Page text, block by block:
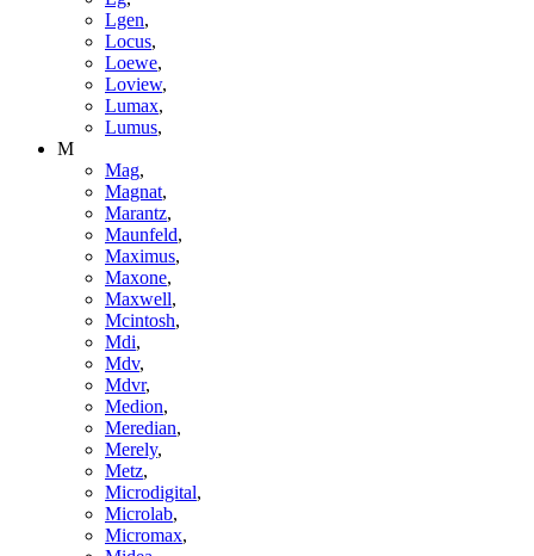
Lgen,
Locus,
Loewe,
Loview,
Lumax,
Lumus,
M
Mag,
Magnat,
Marantz,
Maunfeld,
Maximus,
Maxone,
Maxwell,
Mcintosh,
Mdi,
Mdv,
Mdvr,
Medion,
Meredian,
Merely,
Metz,
Microdigital,
Microlab,
Micromax,